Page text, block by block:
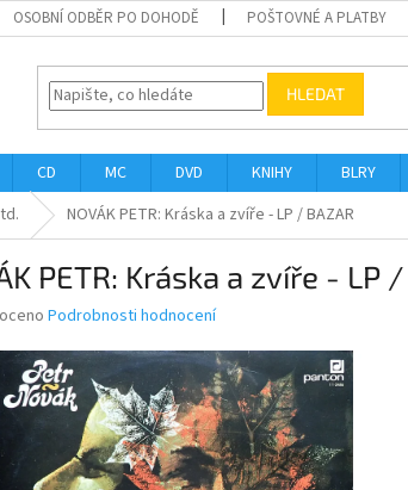
OSOBNÍ ODBĚR PO DOHODĚ POŠTOVNÉ A PLATBY
HLEDAT
CD MC DVD KNIHY BLRY
NOVÁK PETR: Kráska a zvíře - LP / BAZAR
PETR: Kráska a zvíře - LP /
Podrobnosti hodnocení